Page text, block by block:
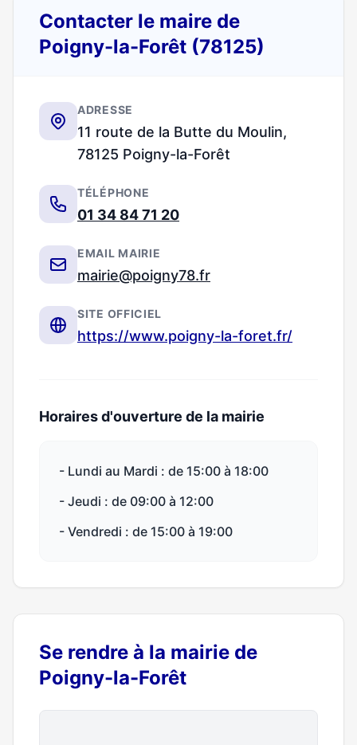
Contacter le maire de
Poigny-la-Forêt (78125)
ADRESSE
11 route de la Butte du Moulin,
78125 Poigny-la-Forêt
TÉLÉPHONE
01 34 84 71 20
EMAIL MAIRIE
mairie@poigny78.fr
SITE OFFICIEL
https://www.poigny-la-foret.fr/
Horaires d'ouverture de la mairie
- Lundi au Mardi : de 15:00 à 18:00
- Jeudi : de 09:00 à 12:00
- Vendredi : de 15:00 à 19:00
Se rendre à la mairie de
Poigny-la-Forêt